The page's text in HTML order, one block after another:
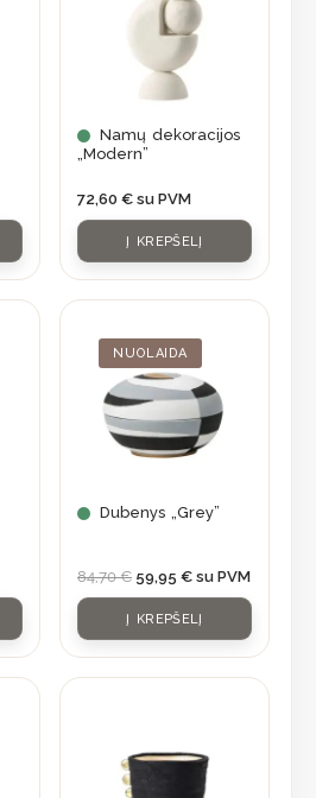
Namų dekoracijos
„Modern”
72,60 € su PVM
Į KREPŠELĮ
NUOLAIDA
Dubenys „Grey”
84,70€
was:
84,70 €.
59,95 €
is:
59,95 €.
su PVM
Į KREPŠELĮ